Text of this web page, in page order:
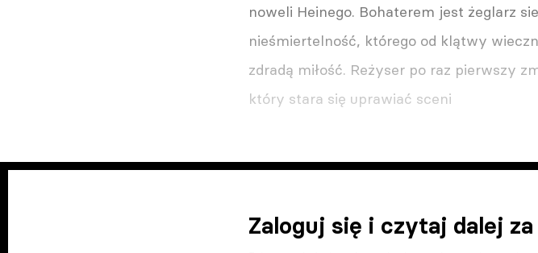
noweli Heinego. Bohaterem jest żeglarz
nieśmiertelność, którego od klątwy
zdradą mi­łość. Reżyser po raz pierwszy
który stara się uprawiać sceni
Zaloguj się i czytaj dalej